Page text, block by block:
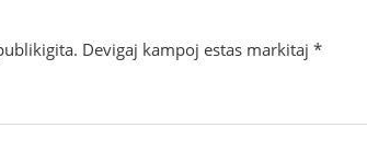
Devigaj kampoj estas markitaj *